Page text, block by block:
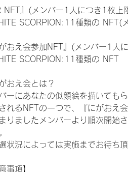
NFT』(メンバー1人につき1枚上
SCORPION:11種類の NFT(
がおえ会参加NFT』(メンバー1人
SCORPION:11種類の NFT
おえ会とは？
ーにあなたの似顔絵を描いても
れるNFTの一つで、『にがおえ
りましたメンバーより順次開始
状況によっては実施までお待ち
事項】